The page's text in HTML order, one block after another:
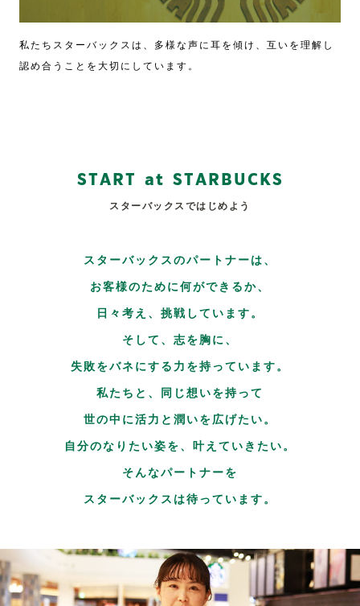
私たちスターバックスは、 多様な声に耳を傾け、 互いを理解し
認め合うことを大切にしています。
STA RT at STA R B U C KS
スターバックスではじめよう
スターバックスのパートナーは、
お客様のために何ができるか、
日々考え、挑戦しています。
そして、志を胸に、
失敗をバネにする力を持っています。
私たちと、同じ想いを持って
世の中に活力と潤いを広げたい。
自分のなりたい姿を、叶えていきたい。
そんなパートナーを
スターバックスは待っています。